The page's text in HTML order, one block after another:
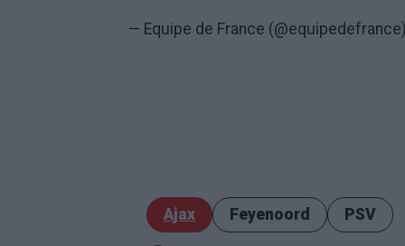
— Equipe de France (@equipedefrance)
Ajax Feyenoord PSV